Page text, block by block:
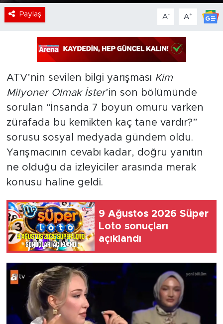
Paylaş A- A+
ATV’nin sevilen bilgi yarışması Kim
Milyoner Olmak İster’in son bölümünde
sorulan “İnsanda 7 boyun omuru varken
zürafada bu kemikten kaç tane vardır?”
sorusu sosyal medyada gündem oldu.
Yarışmacının cevabı kadar, doğru yanıtın
ne olduğu da izleyiciler arasında merak
konusu haline geldi.
9 Ağustos 2026 Süper
Loto sonuçları
açıklandı